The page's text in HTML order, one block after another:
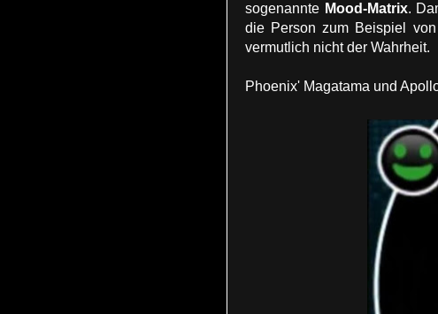
sogenannte Mood-Matrix.
die Person zum Beispiel
vermutlich nicht der Wahrheit.
Phoenix' Magatama und